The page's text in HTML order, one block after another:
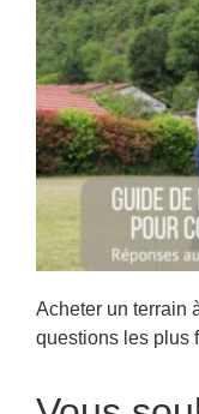
Acheter un terrain
questions les plus